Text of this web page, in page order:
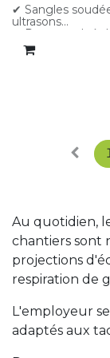
✔ Sangles
ultrasons
✔ Pont nasal
rembourrage
✔ Soupape
distribution facile.
✔ Certifications
Au quotidien,
chantiers sont
projections
respiration de
L'employeur
adaptés aux